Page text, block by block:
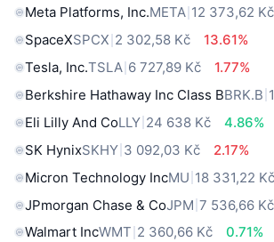
Meta Platforms, Inc.META 12 373,62 Kč
SpaceXSPCX 2 302,58 Kč
13.61%
Tesla, Inc.TSLA 6 727,89 Kč
1.77%
Berkshire Hathaway Inc Class BBRK.B
Eli Lilly And CoLLY 24 638 Kč
4.86%
SK HynixSKHY 3 092,03 Kč
2.17%
Micron Technology IncMU 18 331,22 Kč
JPmorgan Chase & CoJPM 7 536,66 Kč
Walmart IncWMT 2 360,66 Kč 0.71%